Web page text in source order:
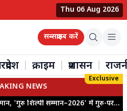
Thu 06 Aug 2026
सब्सक्राइब करें
क्राइम प्रशासन
NEWS
Exclusive
23 कला गुरुओं का हुआ भव्य सम्मान, 'गुरु शिल्पी सम्मान–2026' में गुरु-परंपरा को नमन